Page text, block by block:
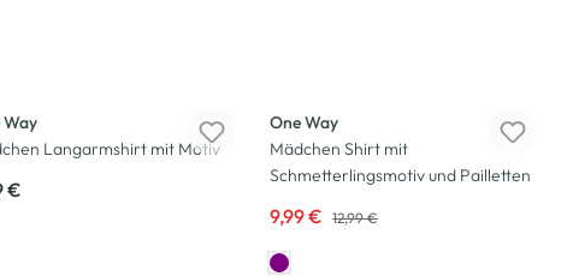
Way
Langarmshirt mit Motiv
€
One Way
Mädchen Shirt mit
Schmetterlingsmotiv und Pailletten
9,99 € 12,99 €